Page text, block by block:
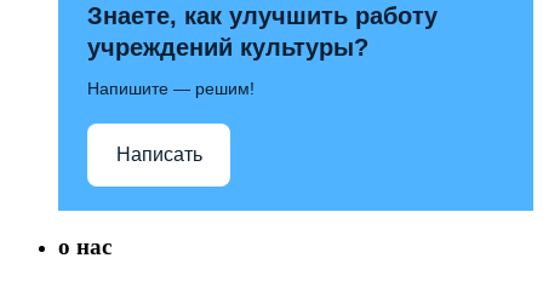
Знаете, как улучшить работу
учреждений культуры?
Напишите — решим!
Написать
о нас